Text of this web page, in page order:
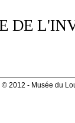
DE
© 2012 - Musée du